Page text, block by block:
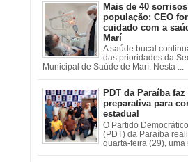
Mais de 40
população: CEO
cuidado com a
Marí
A saúde bucal
das prioridades da
Municipal de Saúde de Marí. Nesta ...
PDT da Paraíba
preparativa para
estadual
O Partido
(PDT) da Paraíba
quarta-feira (29), uma